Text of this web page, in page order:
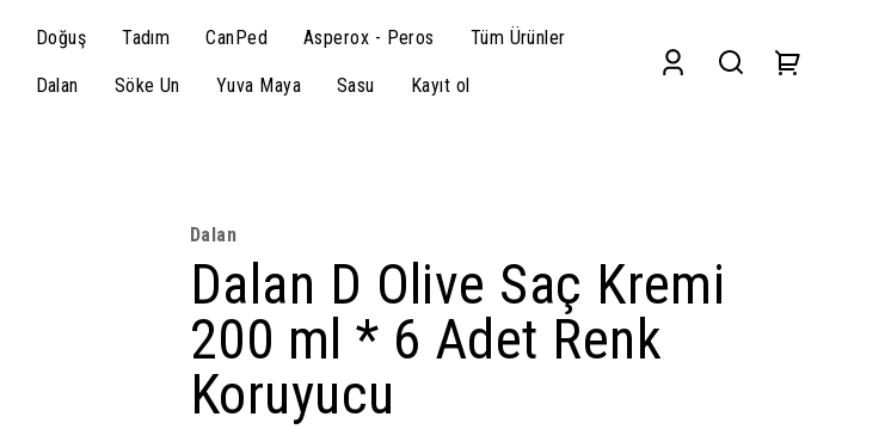
Doğuş Tadım CanPed Asperox - Peros Tüm Ürünler
Dalan Söke Un Yuva Maya Sasu Kayıt ol
Dalan
Dalan D Olive Saç Kremi
200 ml * 6 Adet Renk
Koruyucu